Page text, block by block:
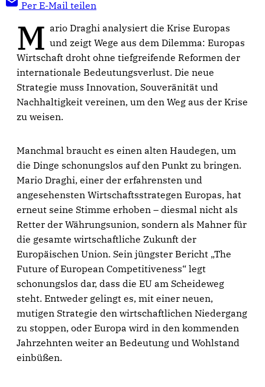
Per E-Mail teilen
M ario Draghi analysiert die Krise Europas
und zeigt Wege aus dem Dilemma: Europas
Wirtschaft droht ohne tiefgreifende Reformen der
internationale Bedeutungsverlust. Die neue
Strategie muss Innovation, Souveränität und
Nachhaltigkeit vereinen, um den Weg aus der Krise
zu weisen.
Manchmal braucht es einen alten Haudegen, um
die Dinge schonungslos auf den Punkt zu bringen.
Mario Draghi, einer der erfahrensten und
angesehensten Wirtschaftsstrategen Europas, hat
erneut seine Stimme erhoben – diesmal nicht als
Retter der Währungsunion, sondern als Mahner für
die gesamte wirtschaftliche Zukunft der
Europäischen Union. Sein jüngster Bericht „The
Future of European Competitiveness“ legt
schonungslos dar, dass die EU am Scheideweg
steht. Entweder gelingt es, mit einer neuen,
mutigen Strategie den wirtschaftlichen Niedergang
zu stoppen, oder Europa wird in den kommenden
Jahrzehnten weiter an Bedeutung und Wohlstand
einbüßen.